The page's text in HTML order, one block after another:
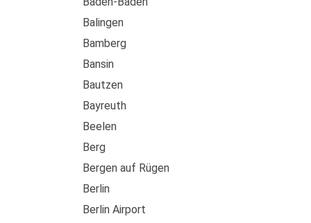
Balingen
Bamberg
Bansin
Bautzen
Bayreuth
Beelen
Berg
Bergen auf Rügen
Berlin
Berlin Airport